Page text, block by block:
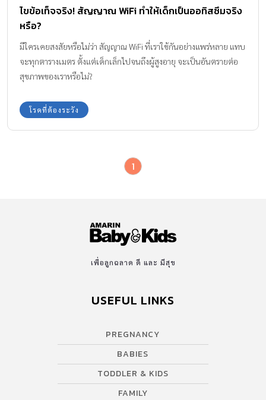
ไขข้อเท็จจริง! สัญญาณ WiFi ทำให้เด็กเป็นออทิสซึมจริง
หรือ?
มีใครเคยสงสัยหรือไม่ว่า สัญญาณ WiFi ที่เราใช้กันอย่างแพร่หลาย แทบ
จะทุกตารางเมตร ตั้งแต่เด็กเล็กไปจนถึงผู้สูงอายุ จะเป็นอันตรายต่อ
สุขภาพของเราหรือไม่?
โรคที่ต้องระวัง
1
เพื่อลูกฉลาด ดี และ มีสุข
USEFUL LINKS
PREGNANCY
BABIES
TODDLER & KIDS
FAMILY